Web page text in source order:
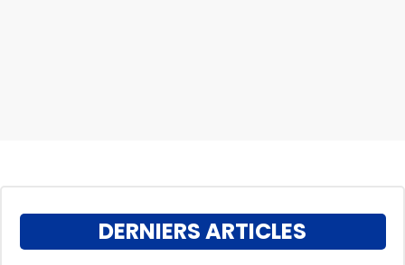
DERNIERS ARTICLES